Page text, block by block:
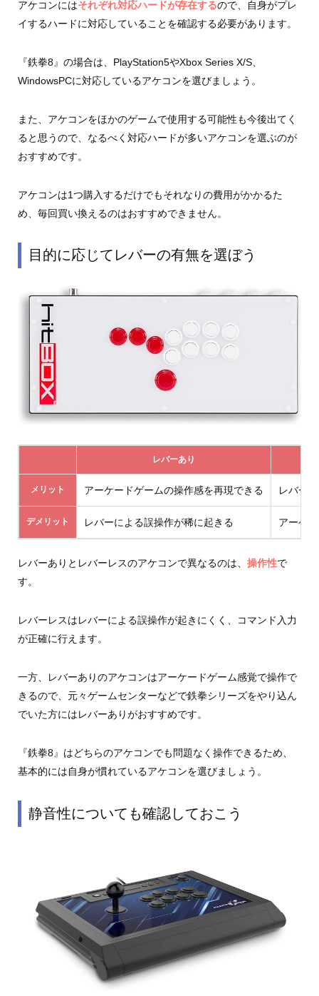
アケコンにはそれぞれ対応ハードが存在するので、自身がプレ
イするハードに対応していることを確認する必要があります。
『鉄拳8』の場合は、PlayStation5やXbox Series X/S、
WindowsPCに対応しているアケコンを選びましょう。
また、アケコンをほかのゲームで使用する可能性も今後出てく
ると思うので、なるべく対応ハードが多いアケコンを選ぶのが
おすすめです。
アケコンは1つ購入するだけでもそれなりの費用がかかるた
め、毎回買い換えるのはおすすめできません。
目的に応じてレバーの有無を選ぼう
レバーあり
メリット アーケードゲームの操作感を再現できる レバー
デメリット レバーによる誤操作が稀に起きる アーケ
レバーありとレバーレスのアケコンで異なるのは、 操作性で
す。
レバーレスはレバーによる誤操作が起きにくく、コマンド入力
が正確に行えます。
一方、レバーありのアケコンはアーケードゲーム感覚で操作で
きるので、元々ゲームセンターなどで鉄拳シリーズをやり込ん
でいた方にはレバーありがおすすめです。
『鉄拳8』はどちらのアケコンでも問題なく操作できるため、
基本的には自身が慣れているアケコンを選びましょう。
静音性についても確認しておこう